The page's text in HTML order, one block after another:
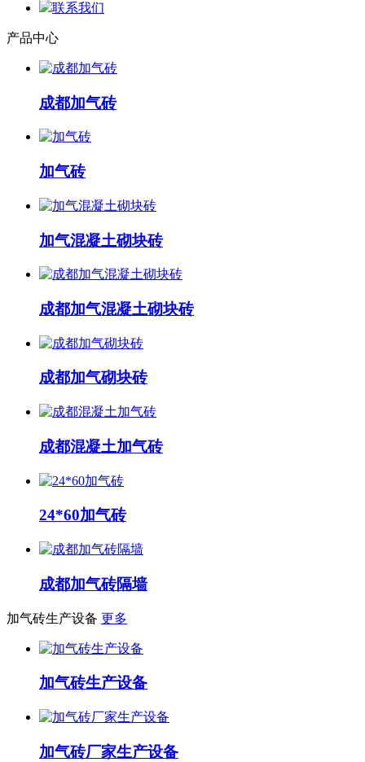
联系我们
产品中心
成都加气砖
加气砖
加气混凝土砌块砖
成都加气混凝土砌块砖
成都加气砌块砖
成都混凝土加气砖
24*60加气砖
成都加气砖隔墙
加气砖生产设备 更多
加气砖生产设备
加气砖厂家生产设备